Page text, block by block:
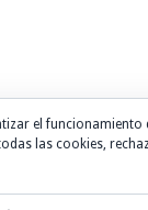
el funcionamiento
las cookies,